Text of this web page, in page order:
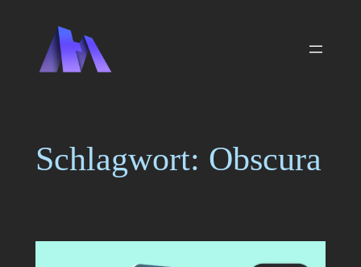
springen
Schlagwort: Obscura